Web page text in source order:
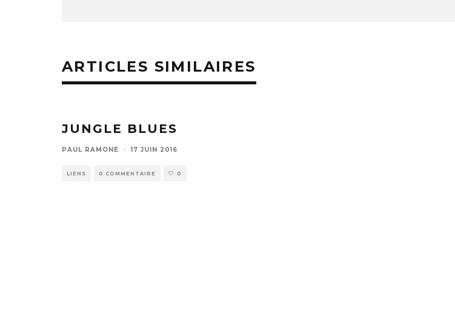
ARTICLES SIMILAIRES
JUNGLE BLUES
PAUL RAMONE · 17 JUIN 2016
LIENS 0 COMMENTAIRE 0